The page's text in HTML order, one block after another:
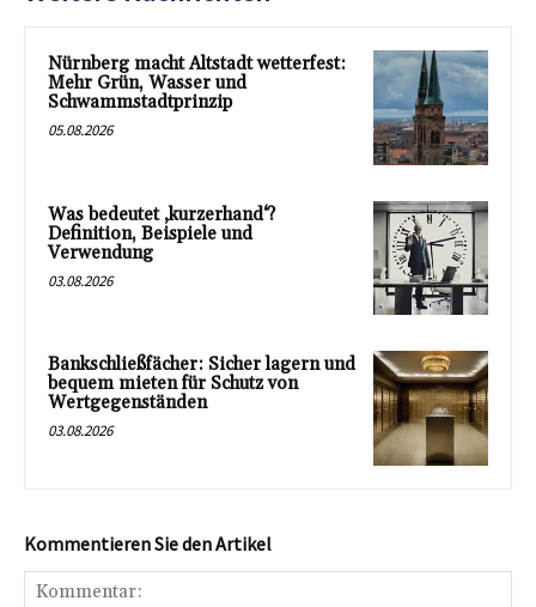
Nürnberg macht Altstadt wetterfest:
Mehr Grün, Wasser und
Schwammstadtprinzip
05.08.2026
Was bedeutet ‚kurzerhand‘?
Definition, Beispiele und
Verwendung
03.08.2026
Bankschließfächer: Sicher lagern und
bequem mieten für Schutz von
Wertgegenständen
03.08.2026
Kommentieren Sie den Artikel